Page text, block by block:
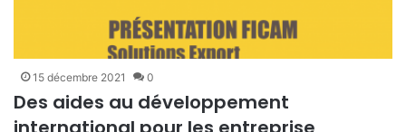
15 décembre 2021 0
Des aides au développement